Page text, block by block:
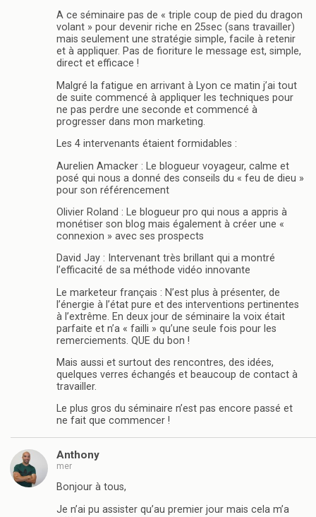
A ce séminaire pas de « triple coup de pied du dragon
volant » pour devenir riche en 25sec (sans travailler)
mais seulement une stratégie simple, facile à retenir
et à appliquer. Pas de fioriture le message est, simple,
direct et efficace !
Malgré la fatigue en arrivant à Lyon ce matin j’ai tout
de suite commencé à appliquer les techniques pour
ne pas perdre une seconde et commencé à
progresser dans mon marketing.
Les 4 intervenants étaient formidables :
Aurelien Amacker : Le blogueur voyageur, calme et
posé qui nous a donné des conseils du « feu de dieu »
pour son référencement
Olivier Roland : Le blogueur pro qui nous a appris à
monétiser son blog mais également à créer une «
connexion » avec ses prospects
David Jay : Intervenant très brillant qui a montré
l’efficacité de sa méthode vidéo innovante
Le marketeur français : N’est plus à présenter, de
l’énergie à l’état pure et des interventions pertinentes
à l’extrême. En deux jour de séminaire la voix était
parfaite et n’a « failli » qu’une seule fois pour les
remerciements. QUE du bon !
Mais aussi et surtout des rencontres, des idées,
quelques verres échangés et beaucoup de contact à
travailler.
Le plus gros du séminaire n’est pas encore passé et
ne fait que commencer !
Anthony
mer
Bonjour à tous,
Je n’ai pu assister qu’au premier jour mais cela m’a